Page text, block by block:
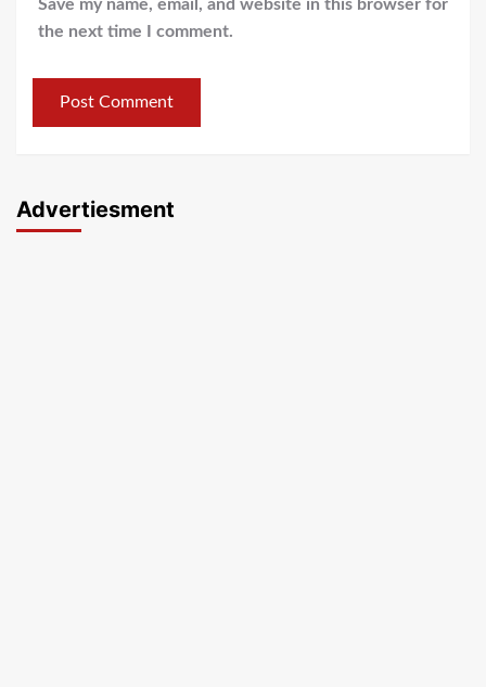
Save my name, email, and website in this browser for
the next time I comment.
Advertiesment